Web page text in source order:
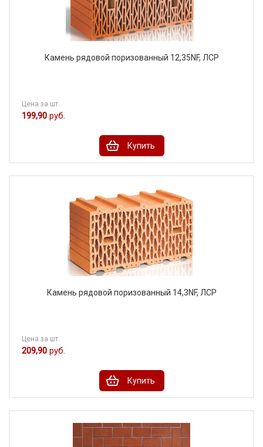
Камень рядовой поризованный 12,35NF, ЛСР
Цена за шт.
199,90 руб.
Купить
Камень рядовой поризованный 14,3NF, ЛСР
Цена за шт.
209,90 руб.
Купить